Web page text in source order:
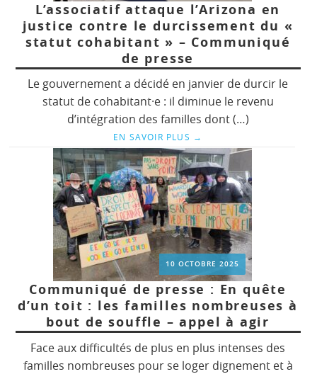
L’associatif attaque l’Arizona en
justice contre le durcissement du «
statut cohabitant » – Communiqué
de presse
Le gouvernement a décidé en janvier de durcir le
statut de cohabitant·e : il diminue le revenu
d’intégration des familles dont (…)
EN SAVOIR PLUS →
10 OCTOBRE 2025
Communiqué de presse : En quête
d’un toit : les familles nombreuses à
bout de souffle – appel à agir
Face aux difficultés de plus en plus intenses des
familles nombreuses pour se loger dignement et à